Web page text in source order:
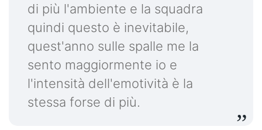
di più l'ambiente e la squadra
quindi questo è inevitabile,
quest'anno sulle spalle me la
sento maggiormente io e
l'intensità dell'emotività è la
stessa forse di più.